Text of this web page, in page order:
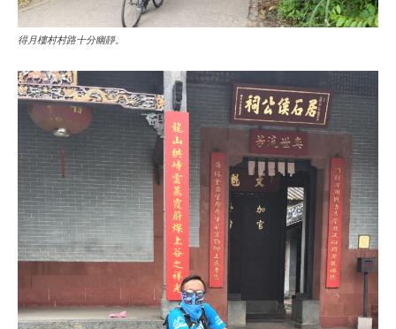
得月樓村村路十分幽靜。